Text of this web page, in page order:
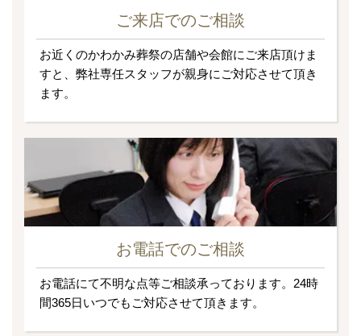
ご来店でのご相談
お近くのかわかみ葬祭の店舗や会館にご来店頂けま
すと、弊社専任スタッフが親身にご対応させて頂き
ます。
お電話でのご相談
お電話にて不明な点等ご相談承っております。24時
間365日いつでもご対応させて頂きます。